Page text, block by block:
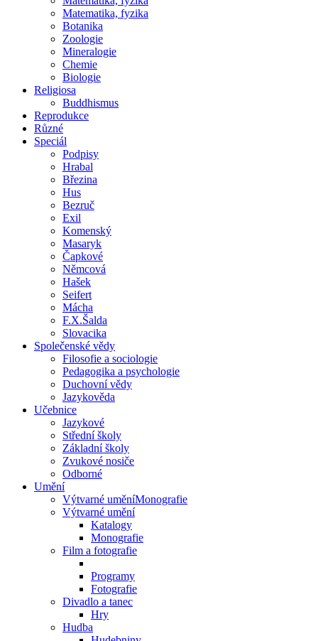
Matematika, fyzika
Botanika
Zoologie
Mineralogie
Chemie
Biologie
Religiosa
Buddhismus
Reprodukce
Různé
Speciál
Podpisy
Hrabal
Březina
Hus
Bezruč
Exil
Komenský
Masaryk
Čapkové
Němcová
Hašek
Seifert
Mácha
F.X.Šalda
Slovacika
Společenské vědy
Filosofie a sociologie
Pedagogika a psychologie
Duchovní vědy
Jazykověda
Učebnice
Jazykové
Střední školy
Základní školy
Zvukové nosiče
Odborné
Umění
Výtvarné uměníMonografie
Výtvarné umění
Katalogy
Monografie
Film a fotografie
Programy
Fotografie
Divadlo a tanec
Hry
Hudba